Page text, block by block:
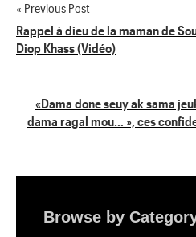
Navigation
de
Previous Post
Rappel à dieu de la maman de
Diop Khass (Vidéo)
«Dama done seuy ak sama
dama ragal mou… », ces
Browse by